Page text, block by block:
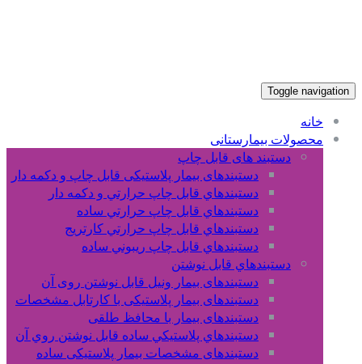
Toggle navigation
خانه
محصولات بیمارستانی
دستبند های قابل چاپ
دستبندهای بیمار پلاستیکی قابل چاپ و دکمه دار
دستبندهاي قابل چاپ حرارتي و دکمه دار
دستبندهاي قابل چاپ حرارتي ساده
دستبندهاي قابل چاپ حرارتي کارتريج
دستبندهاي قابل چاپ ريبوني ساده
دستبندهاي قابل نوشتن
دستبندهای بیمار ونیل قابل نوشتن روی آن
دستبندهای بیمار پلاستیکی با کارتابل مشخصات
دستبندهای بیمار با محافظ طلقی
دستبندهاي پلاستيکي ساده قابل نوشتن روي آن
دستبندهای مشخصات بیمار پلاستیکی ساده